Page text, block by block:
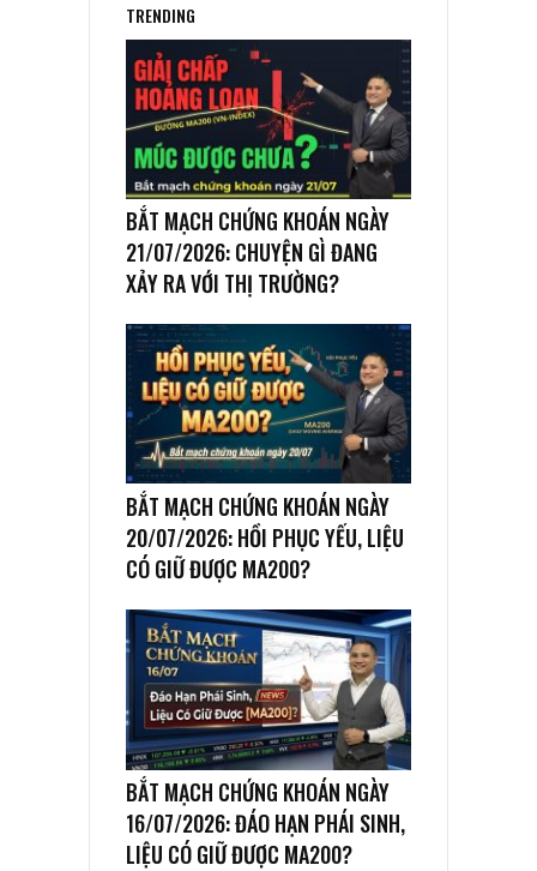
TRENDING
BẮT MẠCH CHỨNG KHOÁN NGÀY
21/07/2026: CHUYỆN GÌ ĐANG
XẢY RA VỚI THỊ TRƯỜNG?
BẮT MẠCH CHỨNG KHOÁN NGÀY
20/07/2026: HỒI PHỤC YẾU, LIỆU
CÓ GIỮ ĐƯỢC MA200?
BẮT MẠCH CHỨNG KHOÁN NGÀY
16/07/2026: ĐÁO HẠN PHÁI SINH,
LIỆU CÓ GIỮ ĐƯỢC MA200?